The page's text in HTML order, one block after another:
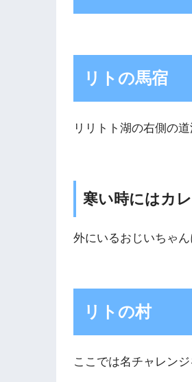
リトの馬宿
リリトト湖の右側の道
寒い時にはカレ
外にいるおじいちゃん
リトの村
ここでは名チャレン